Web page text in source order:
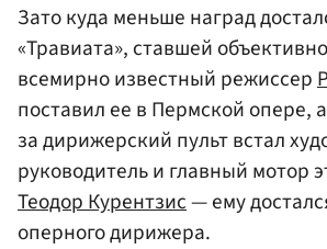
Зато куда меньше наград
«Травиата», ставшей
всемирно известный режиссер
поставил ее в Пермской опере, а
за дирижерский пульт встал
руководитель и главный мотор
Теодор Курентзис— ему
оперного дирижера.